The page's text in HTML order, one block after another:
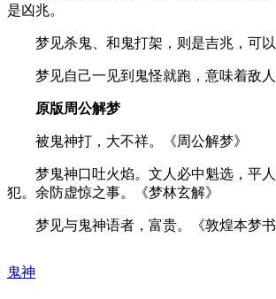
是凶兆。
梦见杀鬼、和鬼打架，则是吉兆，可以
梦见自己一见到鬼怪就跑，意味着敌人
原版周公解梦
被鬼神打，大不祥。《周公解梦》
梦鬼神口吐火焰。文人必中魁选，平人
犯。余防虚惊之事。《梦林玄解》
梦见与鬼神语者，富贵。《敦煌本梦书
鬼神